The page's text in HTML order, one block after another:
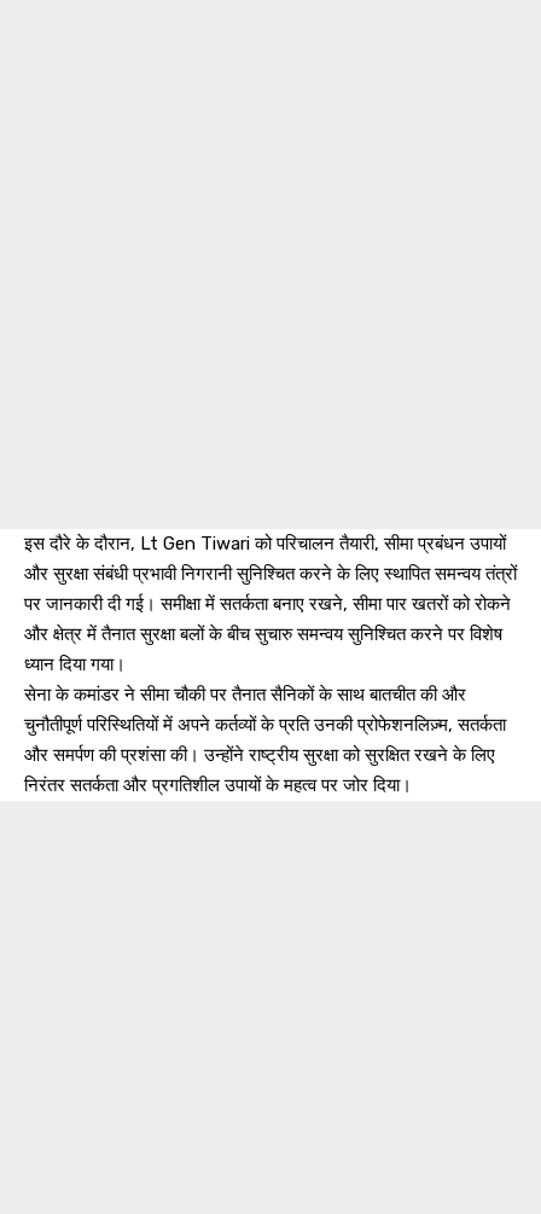
इस दौरे के दौरान, Lt Gen Tiwari को परिचालन तैयारी, सीमा प्रबंधन उपायों
और सुरक्षा संबंधी प्रभावी निगरानी सुनिश्चित करने के लिए स्थापित समन्वय तंत्रों
पर जानकारी दी गई। समीक्षा में सतर्कता बनाए रखने, सीमा पार खतरों को रोकने
और क्षेत्र में तैनात सुरक्षा बलों के बीच सुचारु समन्वय सुनिश्चित करने पर विशेष
ध्यान दिया गया।
सेना के कमांडर ने सीमा चौकी पर तैनात सैनिकों के साथ बातचीत की और
चुनौतीपूर्ण परिस्थितियों में अपने कर्तव्यों के प्रति उनकी प्रोफेशनलिज़्म, सतर्कता
और समर्पण की प्रशंसा की। उन्होंने राष्ट्रीय सुरक्षा को सुरक्षित रखने के लिए
निरंतर सतर्कता और प्रगतिशील उपायों के महत्व पर जोर दिया।